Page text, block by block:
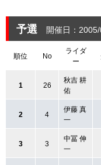
予選 開催日：
順位 No
ライダ
ー
1 26
秋吉 耕
佑
2 4
伊藤 真
一
3 3
中冨 伸
一